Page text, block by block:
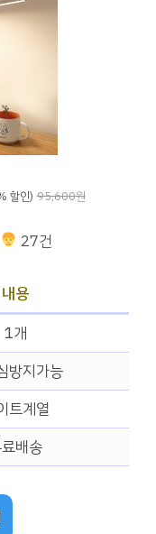
할인) 95,600원
27건
내용
1개
방지가능
트계열
배송